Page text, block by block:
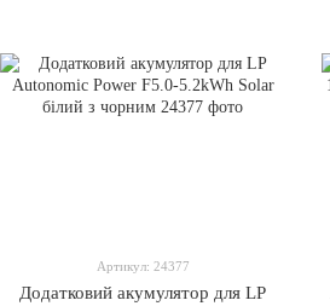
Артикул: 24377
Додатковий акумулятор для LP